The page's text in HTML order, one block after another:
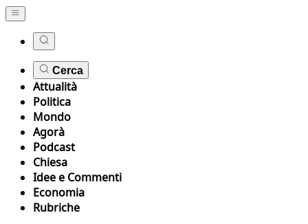
Cerca
Attualità
Politica
Mondo
Agorà
Podcast
Chiesa
Idee e Commenti
Economia
Rubriche